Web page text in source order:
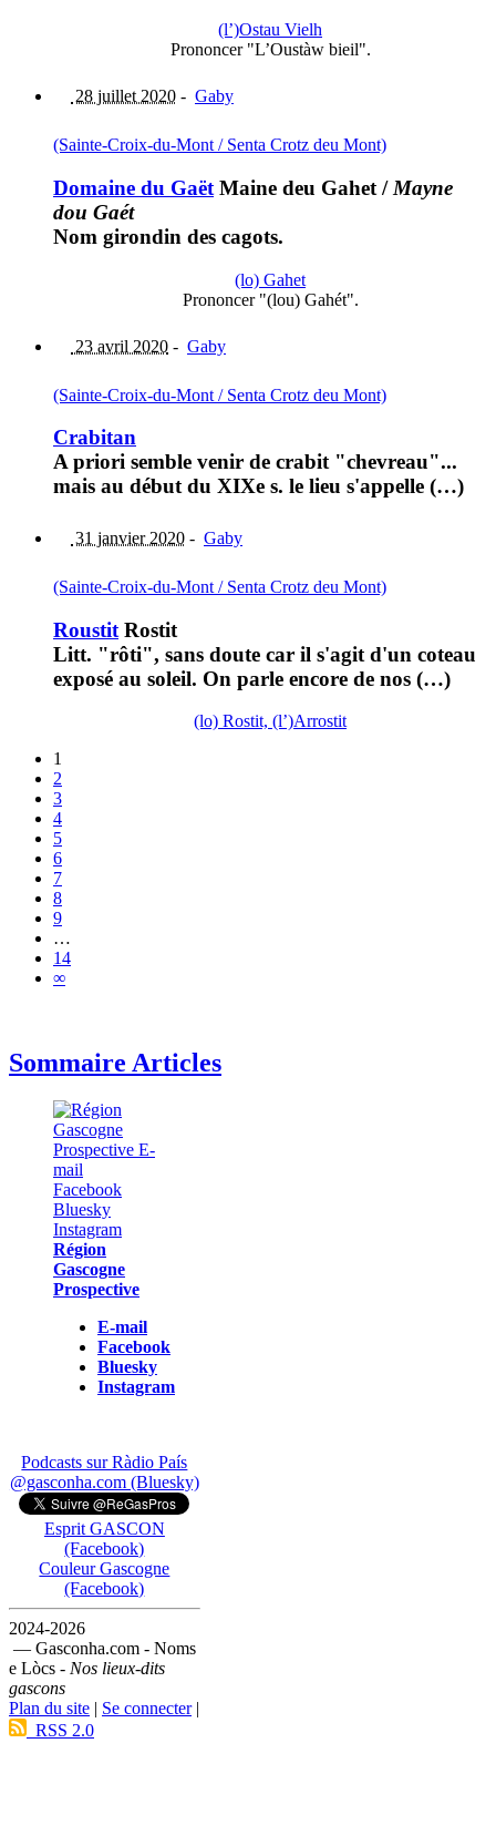
(l’)Ostau Vielh
Prononcer "L’Oustàw bieil".
28 juillet 2020 - Gaby
(Sainte-Croix-du-Mont / Senta Crotz deu Mont)
Domaine du Gaët Maine deu Gahet / Mayne
dou Gaét
Nom girondin des cagots.
(lo) Gahet
Prononcer "(lou) Gahét".
23 avril 2020 - Gaby
(Sainte-Croix-du-Mont / Senta Crotz deu Mont)
Crabitan
A priori semble venir de crabit "chevreau"...
mais au début du XIXe s. le lieu s'appelle (…)
31 janvier 2020 - Gaby
(Sainte-Croix-du-Mont / Senta Crotz deu Mont)
Roustit Rostit
Litt. "rôti", sans doute car il s'agit d'un coteau
exposé au soleil. On parle encore de nos (…)
(lo) Rostit, (l’)Arrostit
1
2
3
4
5
6
7
8
9
…
14
∞
Sommaire Articles
Région
Gascogne
Prospective
E-mail
Facebook
Bluesky
Instagram
Podcasts sur Ràdio País
@gasconha.com (Bluesky)
Esprit GASCON
(Facebook)
Couleur Gascogne
(Facebook)
2024-2026
— Gasconha.com - Noms
e Lòcs - Nos lieux-dits
gascons
Plan du site | Se connecter|
RSS 2.0